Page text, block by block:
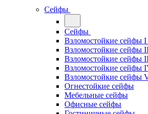
Сейфы
Сейфы
Взломостойкие сейфы I
Взломостойкие сейфы II
Взломостойкие сейфы
Взломостойкие сейфы
Взломостойкие сейфы
Огнестойкие сейфы
Мебельные сейфы
Офисные сейфы